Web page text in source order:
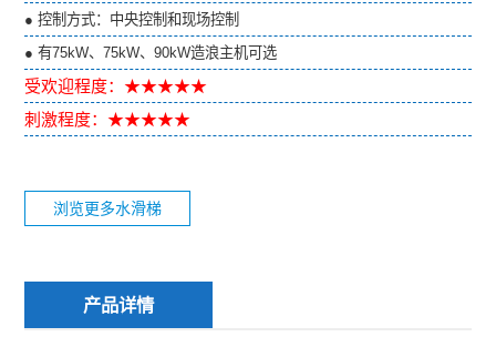
● 控制方式：中央控制和现场控制
● 有75kW、75kW、90kW造浪主机可选
受欢迎程度：★★★★★
刺激程度：★★★★★
浏览更多水滑梯
产品详情